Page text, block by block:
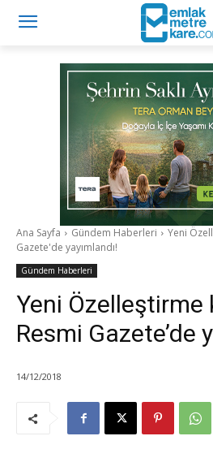
Ana Sayfa Gündem Haberleri
Yeni
Gazete'de yayımlandı!
Gündem Haberleri
Yeni Özelleştirme
Resmi Gazete’de
14/12/2018